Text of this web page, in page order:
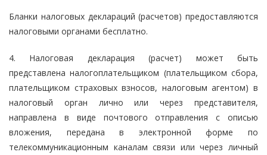
Бланки налоговых деклараций (расчетов) предоставляются
налоговыми органами бесплатно.
4. Налоговая декларация (расчет) может быть
представлена налогоплательщиком (плательщиком сбора,
плательщиком страховых взносов, налоговым агентом) в
налоговый орган лично или через представителя,
направлена в виде почтового отправления с описью
вложения, передана в электронной форме по
телекоммуникационным каналам связи или через личный